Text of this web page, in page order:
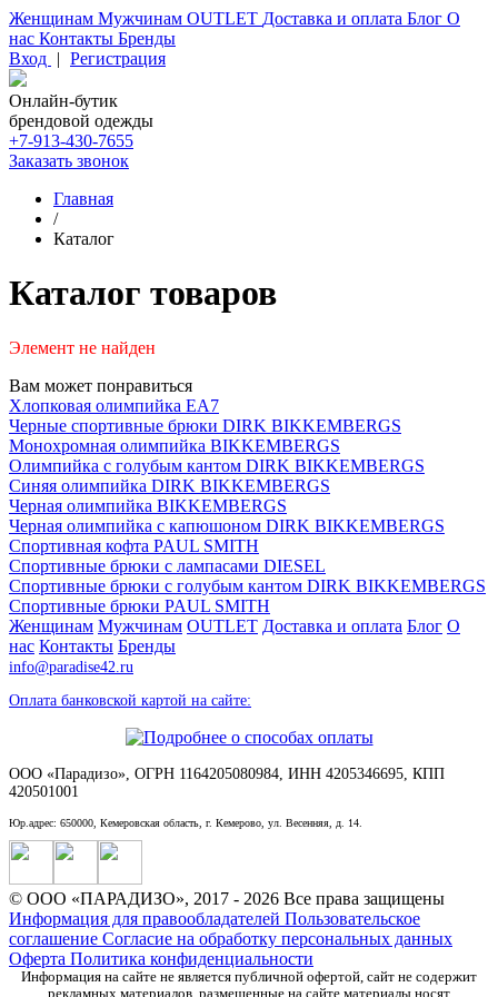
Женщинам Мужчинам OUTLET Доставка и оплата Блог О
нас Контакты Бренды
Вход | Регистрация
Онлайн-бутик
брендовой одежды
+7-913-430-7655
Заказать звонок
Главная
/
Каталог
Каталог товаров
Элемент не найден
Вам может понравиться
Хлопковая олимпийка EA7
Черные спортивные брюки DIRK BIKKEMBERGS
Монохромная олимпийка BIKKEMBERGS
Олимпийка с голубым кантом DIRK BIKKEMBERGS
Синяя олимпийка DIRK BIKKEMBERGS
Черная олимпийка BIKKEMBERGS
Черная олимпийка с капюшоном DIRK BIKKEMBERGS
Спортивная кофта PAUL SMITH
Спортивные брюки с лампасами DIESEL
Спортивные брюки с голубым кантом DIRK BIKKEMBERGS
Спортивные брюки PAUL SMITH
Женщинам Мужчинам OUTLET Доставка и оплата Блог О
нас Контакты Бренды
info@paradise42.ru
Оплата банковской картой на сайте:
ООО «Парадизо», ОГРН 1164205080984, ИНН 4205346695, КПП
420501001
Юр.адрес: 650000, Кемеровская область, г. Кемерово, ул. Весенняя, д. 14.
© ООО «ПАРАДИЗО», 2017 - 2026 Все права защищены
Информация для правообладателей Пользовательское
соглашение Согласие на обработку персональных данных
Оферта Политика конфиденциальности
Информация на сайте не является публичной офертой, сайт не содержит
рекламных материалов, размещенные на сайте материалы носят